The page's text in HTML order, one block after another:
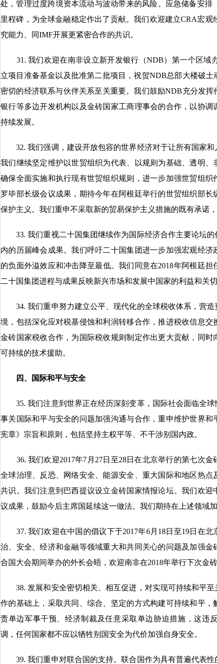
处，管理过度跨境资本流动与波动带来的风险。应急储备安
里程碑，为全球金融稳定作出了贡献。我们欢迎建立CRA宏
究能力、同IMF开展更紧密合作的共识。
31. 我们欢迎在南非设立新开发银行（NDB）第一个区域
立项目准备基金以及批准第二批项目，祝贺NDB总部大楼破
密切的经济联系与伙伴关系至关重要。我们鼓励NDB充分发
银行等多边开发机构以及金砖国家工商理事会的合作，以协
持续发展。
32. 我们强调，建设开放包容的世界经济对于让所有国家和
我们继续坚定维护以世贸组织为代表、以规则为基础、透明
确保全面实施和执行现有世贸组织规则，进一步加强世贸组
罗毕部长级会议成果，期待今年在阿根廷举行的世贸组织部
保护主义。我们重申不采取新的贸易保护主义措施的既有承诺
33. 我们重视二十国集团继续作为国际经济合作主要论坛的
内的历届峰会成果。我们呼吁二十国集团进一步加强宏观经
的负面外溢效应和冲击降至最低。我们同意在2018年阿根廷
二十国集团进程与成果反映新兴市场和发展中国家的利益和关
34. 我们重申努力建立公平、现代化的全球税收体系，营造
境，包括深化应对税基侵蚀和利润转移合作，推进税收信息
金砖国家税收合作，为国际税收规则制定作出更大贡献，同
可持续的技术援助。
四、国际和平与安全
35. 我们注意到世界正在经历深刻变革，国际社会面临全球
事关国际和平与安全的问题加强沟通与合作，重申维护世界
宪章》宗旨和原则，包括坚持主权平等、不干涉别国内政。
36. 我们欢迎2017年7月27日至28日在北京举行的第七次金
全球治理、反恐、网络安全、能源安全、重大国际和地区热
共识。我们注意到巴西提议设立金砖国家情报论坛。我们欢
议成果，鼓励今后主席国延续这一做法。我们期待在上述领域
37. 我们欢迎在中国的倡议下于2017年6月18日至19日在北
治、安全、经济和金融等领域重大和共同关心的问题及加强
合国大会期间举办的外长会晤，欢迎南非在2018年举行下次金
38. 发展和安全密切相关、相互促进，对实现可持续和平至
作的基础上，采取共同、综合、坚定的方式构建可持续和平
责单边军事干预、经济制裁及任意采取单边胁迫措施，这违
调，任何国家都不应以牺牲别国安全为代价加强自身安全。
39. 我们重申对联合国的支持。联合国作为具有普遍代表性